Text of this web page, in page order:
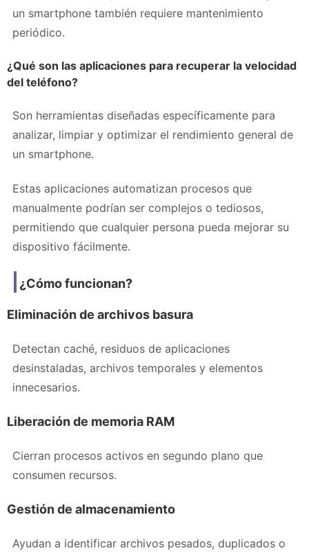
un smartphone también requiere mantenimiento
periódico.
¿Qué son las aplicaciones para recuperar la velocidad
del teléfono?
Son herramientas diseñadas específicamente para
analizar, limpiar y optimizar el rendimiento general de
un smartphone.
Estas aplicaciones automatizan procesos que
manualmente podrían ser complejos o tediosos,
permitiendo que cualquier persona pueda mejorar su
dispositivo fácilmente.
¿Cómo funcionan?
Eliminación de archivos basura
Detectan caché, residuos de aplicaciones
desinstaladas, archivos temporales y elementos
innecesarios.
Liberación de memoria RAM
Cierran procesos activos en segundo plano que
consumen recursos.
Gestión de almacenamiento
Ayudan a identificar archivos pesados, duplicados o